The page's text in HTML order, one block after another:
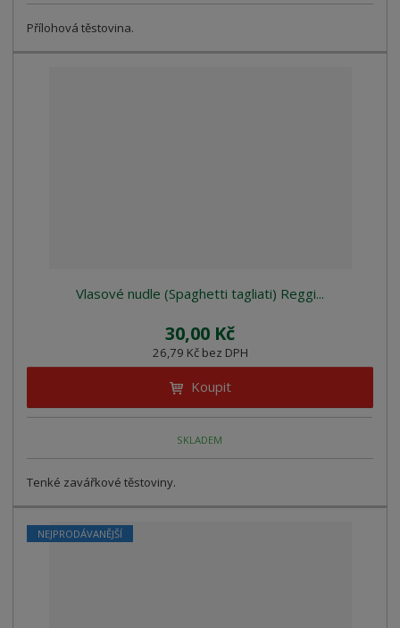
Přílohová těstovina.
Vlasové nudle (Spaghetti tagliati) Reggi...
30,00 Kč
26,79 Kč bez DPH
Koupit
SKLADEM
Tenké zavářkové těstoviny.
NEJPRODÁVANĚJŠÍ